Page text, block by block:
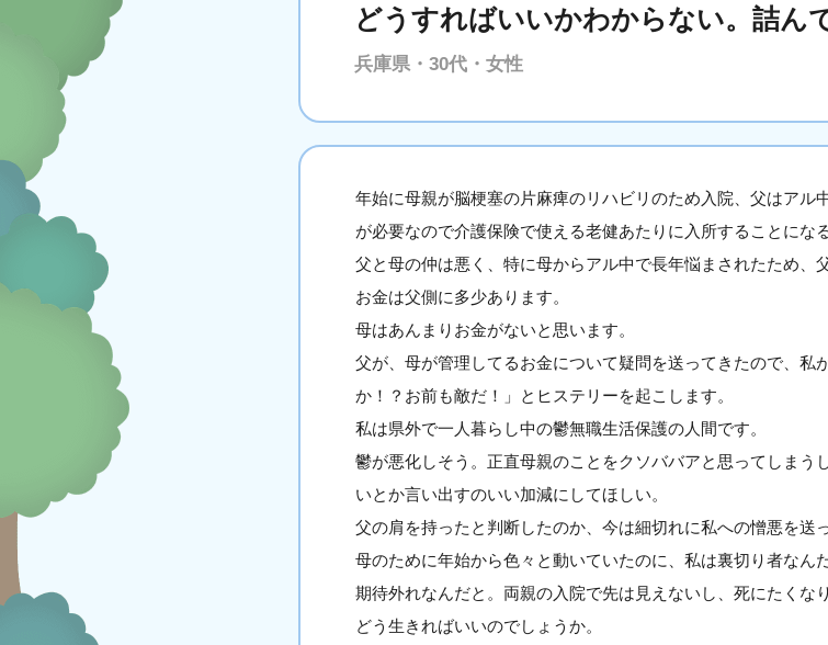
どうすればいいかわからない。詰ん
兵庫県・30代・女性
年始に母親が脳梗塞の片麻痺のリハビリのため入院、父はアル
が必要なので介護保険で使える老健あたりに入所することにな
父と母の仲は悪く、特に母からアル中で長年悩まされたため、
お金は父側に多少あります。
母はあんまりお金がないと思います。
父が、母が管理してるお金について疑問を送ってきたので、私
か！？お前も敵だ！」とヒステリーを起こします。
私は県外で一人暮らし中の鬱無職生活保護の人間です。
鬱が悪化しそう。正直母親のことをクソババアと思ってしまう
いとか言い出すのいい加減にしてほしい。
父の肩を持ったと判断したのか、今は細切れに私への憎悪を送
母のために年始から色々と動いていたのに、私は裏切り者なん
期待外れなんだと。両親の入院で先は見えないし、死にたくな
どう生きればいいのでしょうか。